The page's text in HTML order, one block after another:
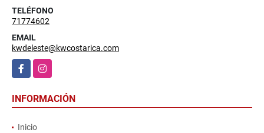
TELÉFONO
71774602
EMAIL
kwdeleste@kwcostarica.com
FacebookInstagram
INFORMACIÓN
Inicio